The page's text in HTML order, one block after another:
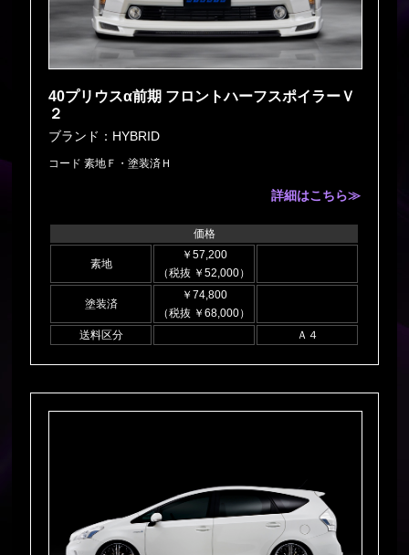
40プリウスα前期 フロントハーフスポイラーＶ
２
ブランド：HYBRID
コード 素地Ｆ・塗装済Ｈ
詳細はこちら≫
価格
素地
￥57,200
（税抜 ￥52,000）
塗装済
￥74,800
（税抜 ￥68,000）
送料区分
Ａ４